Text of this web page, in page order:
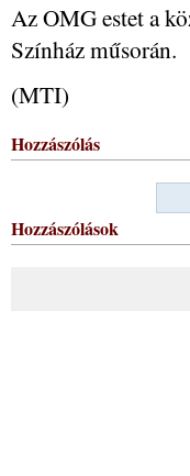
Az OMG estet a
Színház műsorán.
(MTI)
Hozzászólás
Hozzászólások